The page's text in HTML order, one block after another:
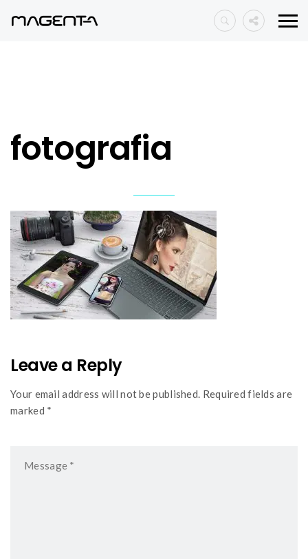
fotografia
Leave a Reply
Your email address will not be published. Required fields are
marked *